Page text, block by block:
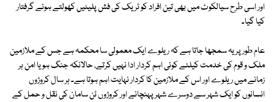
اور اسی طرح سیالکوٹ میں بھی تین افراد کو ٹریک کی فش پلیٹیں کھولتے ہوئے گرفتار
کیا گیا۔
عام طور پر یہ سمجھا جاتا ہے کہ ریلوے ایک معمولی سا محکمہ ہے جس کے ملازمین
ملک و قوم کی خدمت کیلئے کوئی اہم کردار ادا نہیں کرتے، حالانکہ جنگ ہو یا امن ہر
زمانے میں ریلوے اور اس کے ملازمین کا کردار نہایت اہم ہوتا ہے۔ ہر سال کروڑوں
انسانوں کو ایک شہر سے دوسرے شہر پہنچانے اور کروڑوں ٹن سامان کی نقل و حمل کے